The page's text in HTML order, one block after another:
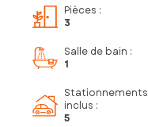
Pièces :
3
Salle de bain :
1
Stationnements
inclus :
5